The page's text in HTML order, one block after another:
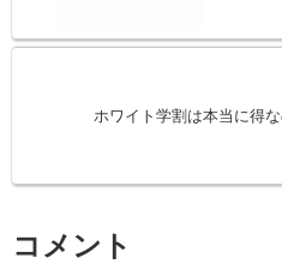
ホワイト学割は本当に得な
コメント